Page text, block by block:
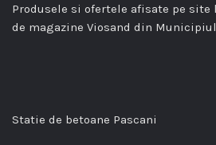
Produsele si ofertele afisate pe
de magazine Viosand din
Statie de betoane Pascani